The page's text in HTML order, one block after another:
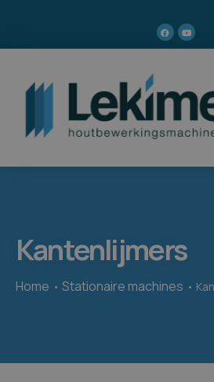
Kantenlijmers
Home Stationaire machines